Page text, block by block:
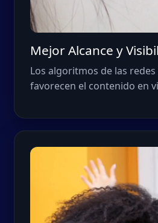
Mejor Alcance y
Los algoritmos de las redes
favorecen el contenido en